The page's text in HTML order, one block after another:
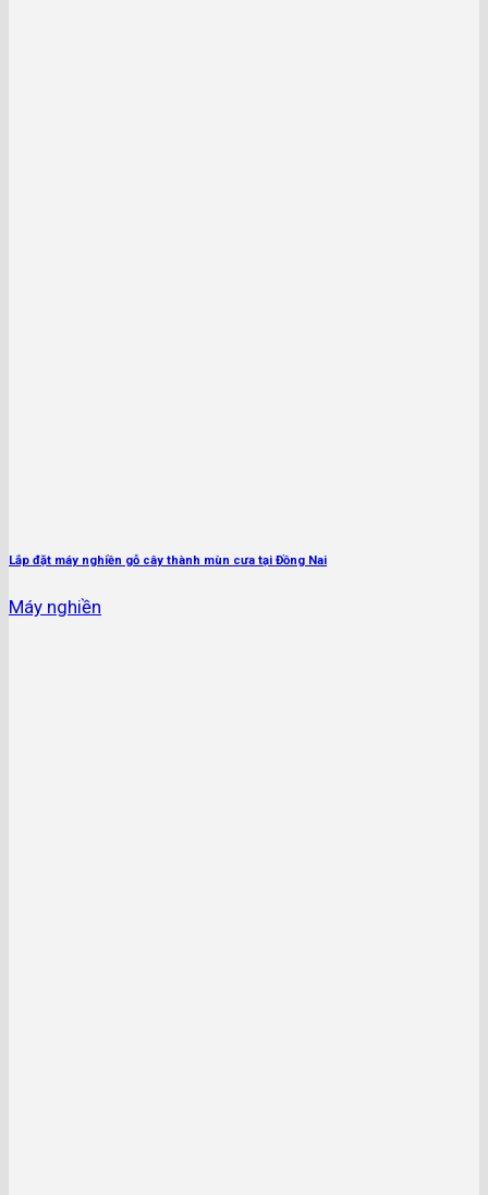
Lắp đặt máy nghiền gỗ cây thành mùn cưa tại Đồng Nai
Máy nghiền